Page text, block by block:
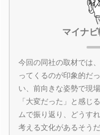
マイナビ
今回の同社の取材では
ってくるのが印象的だ
い、前向きな姿勢で現
「大変だった」と感じ
ムで振り返り、どうす
考える文化があるそう